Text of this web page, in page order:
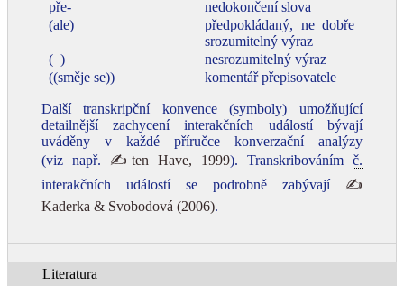
pře-
nedokončení slova
(ale)
předpokládaný, ne dobře
srozumitelný výraz
( )
nesrozumitelný výraz
((směje se))
komentář přepisovatele
Další transkripční konvence (symboly) umožňující
detailnější zachycení interakčních událostí bývají
uváděny v každé příručce konverzační analýzy
(viz např. ✍ten Have, 1999). Transkribováním č.
interakčních událostí se podrobně zabývají ✍
Kaderka & Svobodová (2006).
Literatura